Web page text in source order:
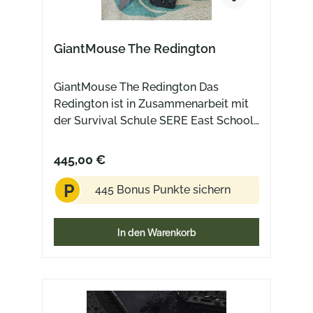
GiantMouse The Redington
GiantMouse The Redington Das
Redington ist in Zusammenarbeit mit
der Survival Schule SERE East School
steht für Survival, Evasion, Resistance
und Escape – ein Trainingsprogramm,
bei dem es nicht um Theorie geht,
sondern darum, unter realen
Bedingungen klarzukommen. Kälte,
Nässe, Erschöpfung. Situationen, in
muss. Genau aus diesem Umfeld
kommt das Redington. Entwickelt
445,00 €
P 445 Bonus Punkte sichern
In den Warenkorb